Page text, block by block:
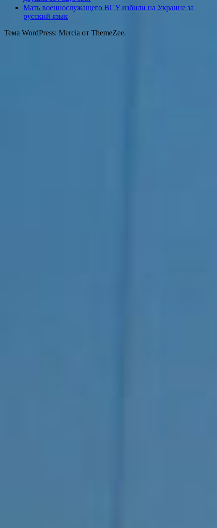
Мать военнослужащего ВСУ избили на Украине за
русский язык
Тема WordPress: Mercia от ThemeZee.